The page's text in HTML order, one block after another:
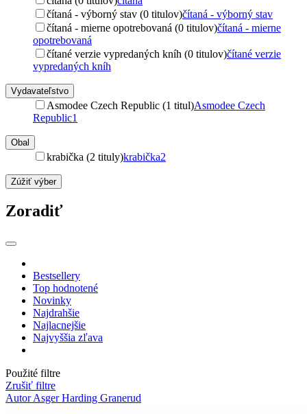
čítaná - výborný stav (0 titulov)čítaná - výborný stav
čítaná - mierne opotrebovaná (0 titulov)čítaná - mierne
opotrebovaná
čítané verzie vypredaných kníh (0 titulov)čítané verzie
vypredaných kníh
Vydavateľstvo
Asmodee Czech Republic (1 titul)Asmodee Czech
Republic1
Obal
krabička (2 tituly)krabička2
Zúžiť výber
Zoradiť
Bestsellery
Top hodnotené
Novinky
Najdrahšie
Najlacnejšie
Najvyššia zľava
Použité filtre
Zrušiť filtre
Autor Asger Harding Granerud